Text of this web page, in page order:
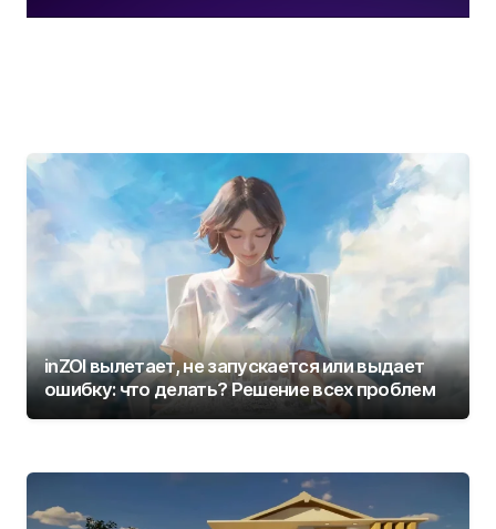
inZOI вылетает, не запускается или выдает
ошибку: что делать? Решение всех проблем